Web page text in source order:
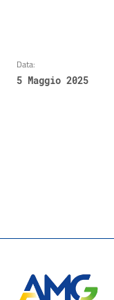
Data:
5 Maggio 2025